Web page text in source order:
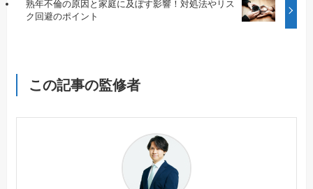
熟年不倫の原因と家庭に及ぼす影響！対処法やリス
ク回避のポイント
この記事の監修者